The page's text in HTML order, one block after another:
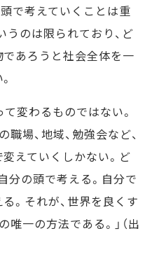
で考えていくことは重
うのは限られており、ど
あろうと社会全体を一
変わるものではない。
場、地域、勉強会など、
えていくしかない。ど
分の頭で考える。自分で
。それが、世界を良くす
一の方法である。」（出